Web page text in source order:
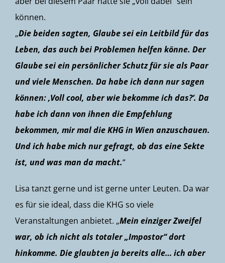
können.
„Die beiden sagten, Glaube sei ein Leitbild für das
Leben, das auch bei Problemen helfen könne. Der
Glaube sei ein persönlicher Schutz für sie als Paar
und viele Menschen. Da habe ich dann nur sagen
können: ‚Voll cool, aber wie bekomme ich das?‘. Da
habe ich dann von ihnen die Empfehlung
bekommen, mir mal die KHG in Wien anzuschauen.
Und ich habe mich nur gefragt, ob das eine Sekte
ist, und was man da macht.“
Lisa tanzt gerne und ist gerne unter Leuten. Da war
es für sie ideal, dass die KHG so viele
Veranstaltungen anbietet. „Mein einziger Zweifel
war, ob ich nicht als totaler „Impostor“ dort
hinkomme. Die glaubten ja bereits alle… ich aber